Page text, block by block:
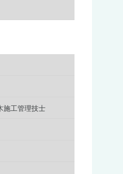
施工管理技士